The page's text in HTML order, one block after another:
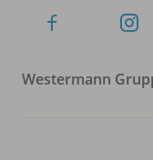
Westermann